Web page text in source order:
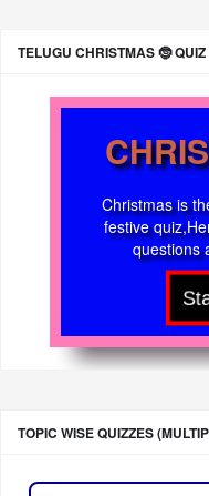
TELUGU CHRISTMAS 🤶 QUIZ
Christmas is
festive
questions
TOPIC WISE QUIZZES